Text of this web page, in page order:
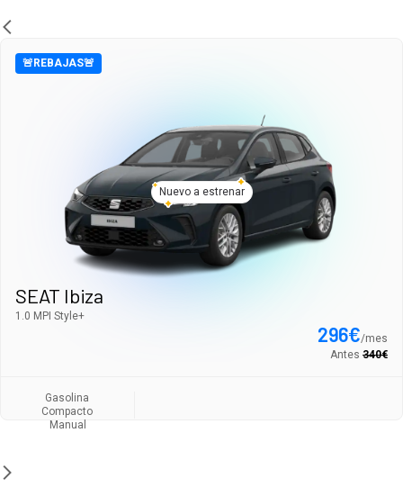
🚨REBAJAS🚨
Nuevo a estrenar
SEAT Ibiza
1.0 MPI Style+
296€/mes
Antes 340€
Gasolina
Compacto
Manual